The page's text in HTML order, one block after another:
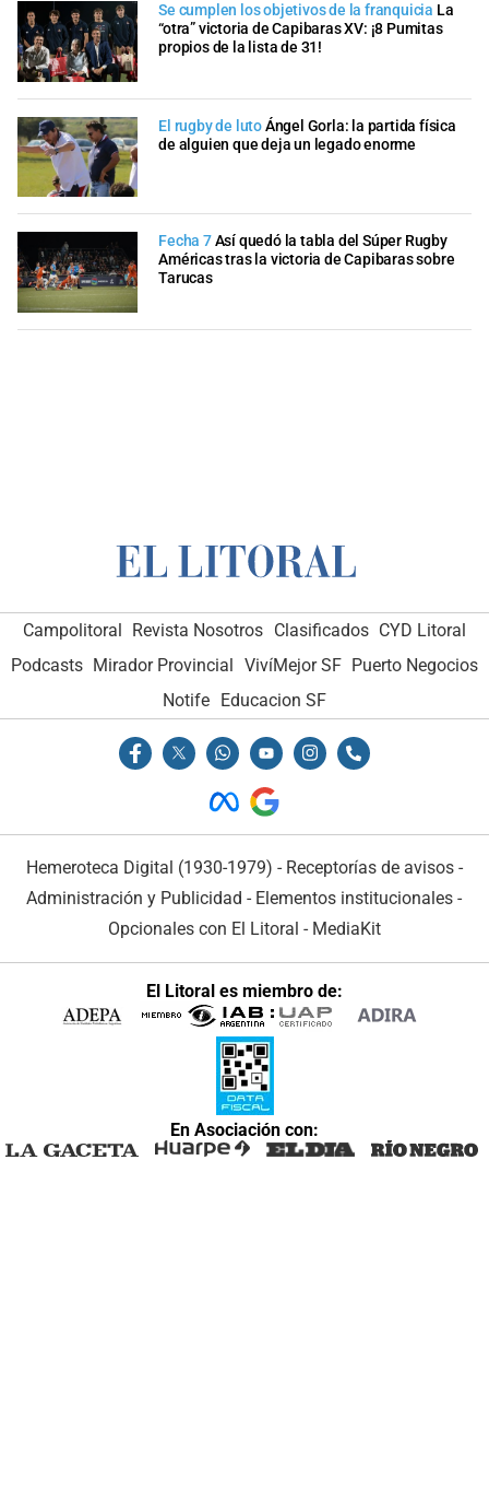
Se cumplen los objetivos de la franquicia La
“otra” victoria de Capibaras XV: ¡8 Pumitas
propios de la lista de 31!
El rugby de lutoÁngel Gorla: la partida física
de alguien que deja un legado enorme
Fecha 7Así quedó la tabla del Súper Rugby
Américas tras la victoria de Capibaras sobre
Tarucas
Campolitoral Revista Nosotros Clasificados CYD Litoral
Podcasts Mirador Provincial VivíMejor SF Puerto Negocios
Notife Educacion SF
Hemeroteca Digital (1930-1979) - Receptorías de avisos -
Administración y Publicidad - Elementos institucionales -
Opcionales con El Litoral - MediaKit
El Litoral es miembro de:
En Asociación con: